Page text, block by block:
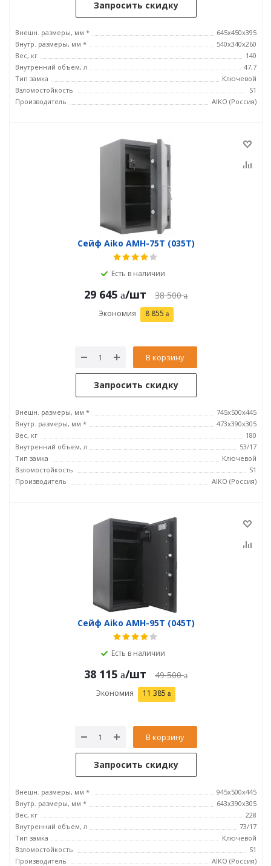
Запросить скидку
Внешн. размеры, мм *
645x450x395
Внутр. размеры, мм *
540x340x260
Вес, кг
140
Внутренний объем, л
47,7
Тип замка
Ключевой
Взломостойкость
S1
Производитель
AIKO (Россия)
Сейф Aiko AMH-75T (035T)
Есть в наличии
29 645 /шт 38 500
Экономия 8 855
В корзину
Запросить скидку
Внешн. размеры, мм *
745x500x445
Внутр. размеры, мм *
473x390x305
Вес, кг
180
Внутренний объем, л
53/17
Тип замка
Ключевой
Взломостойкость
S1
Производитель
AIKO (Россия)
Сейф Aiko AMH-95T (045T)
Есть в наличии
38 115 /шт 49 500
Экономия 11 385
В корзину
Запросить скидку
Внешн. размеры, мм *
945x500x445
Внутр. размеры, мм *
643x390x305
Вес, кг
228
Внутренний объем, л
73/17
Тип замка
Ключевой
Взломостойкость
S1
Производитель
AIKO (Россия)